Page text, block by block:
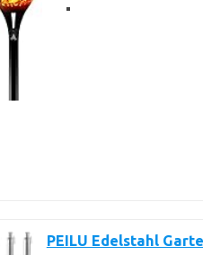
PEILU Edelstahl